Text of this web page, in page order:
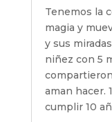
Tenemos la
magia y
y sus
niñez con 5
aman hacer.
cumplir 10